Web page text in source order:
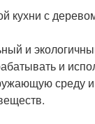
кухни с
и
и
среду